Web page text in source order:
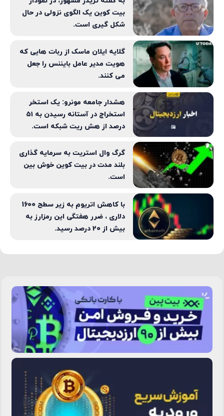
بیت کوین یک الگوی نزولی در حال
شکل گیری است.
گلایه ایلان ماسک از ربات هایی که
هویت مدیر عامل بایننس را جعل
می کنند.
هشدار جامعه مونرو: یک استخر
استخراج در آستانه رسیدن به ۵۱
درصد از هش ریت شبکه است.
گرگ وال استریت به سرمایه گذاری
بلند مدت در بیت کوین خوش بین
است.
با کاهش اتریوم به زیر سطح 1600
دلاری ، ضرر هفتگی این رمزارز به
بیش از 20 درصد رسید.